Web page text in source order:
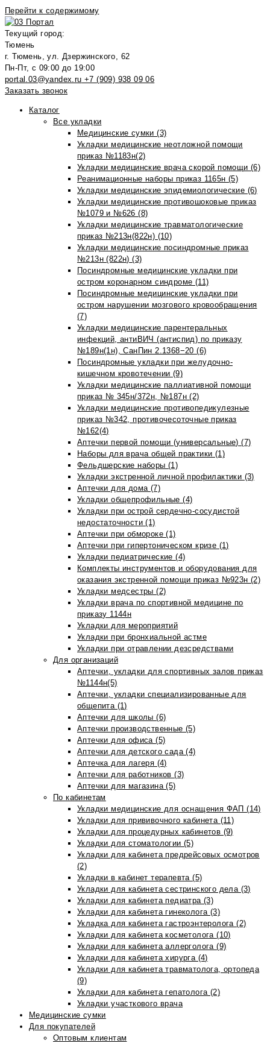
Перейти к содержимому
Текущий город:
Тюмень
г. Тюмень, ул. Дзержинского, 62
Пн-Пт, с 09:00 до 19:00
portal.03@yandex.ru +7 (909) 938 09 06
Заказать звонок
Каталог
Все укладки
Медицинские сумки (3)
Укладки медицинские неотложной помощи
приказ №1183н(2)
Укладки медицинские врача скорой помощи (6)
Реанимационные наборы приказ 1165н (5)
Укладки медицинские эпидемиологические (6)
Укладки медицинские противошоковые приказ
№1079 и №626 (8)
Укладки медицинские травматологические
приказ №213н(822н) (10)
Укладки медицинские посиндромные приказ
№213н (822н) (3)
Посиндромные медицинские укладки при
остром коронарном синдроме (11)
Посиндромные медицинские укладки при
остром нарушении мозгового кровообращения
(7)
Укладки медицинские парентеральных
инфекций, антиВИЧ (антиспид) по приказу
№189н(1н), СанПин 2.1368−20 (6)
Посиндромные укладки при желудочно-
кишечном кровотечении (9)
Укладки медицинские паллиативной помощи
приказ № 345н/372н, №187н (2)
Укладки медицинские противопедикулезные
приказ №342, противочесоточные приказ
№162(4)
Аптечки первой помощи (универсальные) (7)
Наборы для врача общей практики (1)
Фельдшерские наборы (1)
Укладки экстренной личной профилактики (3)
Аптечки для дома (7)
Укладки общепрофильные (4)
Укладки при острой сердечно-сосудистой
недостаточности (1)
Аптечки при обмороке (1)
Аптечки при гипертоническом кризе (1)
Укладки педиатрические (4)
Комплекты инструментов и оборудования для
оказания экстренной помощи приказ №923н (2)
Укладки медсестры (2)
Укладки врача по спортивной медицине по
приказу 1144н
Укладки для мероприятий
Укладки при бронхиальной астме
Укладки при отравлении дезсредствами
Для организаций
Аптечки, укладки для спортивных залов приказ
№1144н(5)
Аптечки, укладки специализированные для
общепита (1)
Аптечки для школы (6)
Аптечки производственные (5)
Аптечки для офиса (5)
Аптечки для детского сада (4)
Аптечка для лагеря (4)
Аптечки для работников (3)
Аптечки для магазина (5)
По кабинетам
Укладки медицинские для оснащения ФАП (14)
Укладки для прививочного кабинета (11)
Укладки для процедурных кабинетов (9)
Укладки для стоматологии (5)
Укладки для кабинета предрейсовых осмотров
(2)
Укладки в кабинет терапевта (5)
Укладки для кабинета сестринского дела (3)
Укладки для кабинета педиатра (3)
Укладки для кабинета гинеколога (3)
Укладка для кабинета гастроэнтеролога (2)
Укладки для кабинета косметолога (10)
Укладки для кабинета аллерголога (9)
Укладки для кабинета хирурга (4)
Укладки для кабинета травматолога, ортопеда
(9)
Укладки для кабинета гепатолога (2)
Укладки участкового врача
Медицинские сумки
Для покупателей
Оптовым клиентам